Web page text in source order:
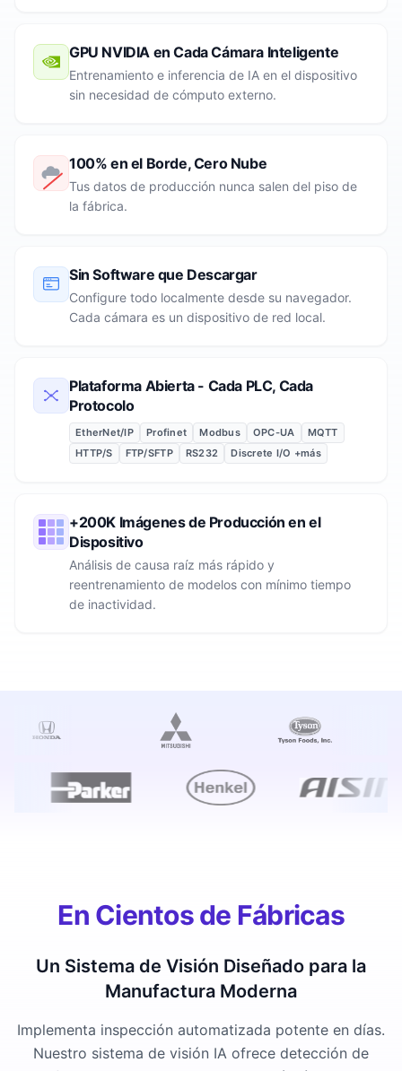
GPU NVIDIA en Cada Cámara Inteligente
Entrenamiento e inferencia de IA en el dispositivo
sin necesidad de cómputo externo.
100% en el Borde, Cero Nube
Tus datos de producción nunca salen del piso de
la fábrica.
Sin Software que Descargar
Configure todo localmente desde su navegador.
Cada cámara es un dispositivo de red local.
Plataforma Abierta - Cada PLC, Cada
Protocolo
EtherNet/IP Profinet Modbus OPC-UA
MQTT
HTTP/S
FTP/SFTP RS232 Discrete I/O +más
+200K Imágenes de Producción en el
Dispositivo
Análisis de causa raíz más rápido y
reentrenamiento de modelos con mínimo tiempo
de inactividad.
En Cientos de Fábricas
Un Sistema de Visión Diseñado para la
Manufactura Moderna
Implementa inspección automatizada potente en días.
Nuestro sistema de visión IA ofrece detección de